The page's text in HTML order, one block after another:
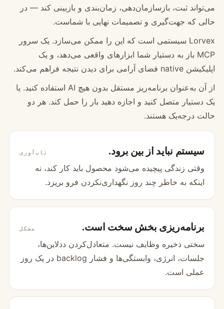
می‌تواند ثبت، بازسازمان‌دهی، زمان‌بندی و بازبینی کند — در
حالی که جهت‌گیری و تصمیمات نهایی با شماست.
Lorvex سیستمی است که این را ممکن می‌سازد. یک سرور
MCP باز به دستیار شما ابزارهای واقعی می‌دهد، و یک
اپلیکیشن native فضای آرامی برای دیدن نتیجه فراهم می‌کند.
از آن به‌عنوان برنامه‌ریز مستقل بدون هیچ AI استفاده کنید. یا
یک دستیار متصل کنید و اجازه دهید بار را حمل کند. هر دو
حالت درجه‌یک هستند.
سیستم نباید از بین برود. تاب‌آوری
وقتی زندگی پیچیده می‌شود محصول باید کار کند، نه
اینکه به خاطر چند روز نگهداری‌نکردن فرو بریزد.
برنامه‌ریزی بخش سخت است. مشکل
سختی ذخیره وظایف نیست. متعادل‌کردن ددلاین‌ها،
جلسات، انرژی، وابستگی‌ها و فشار backlog در یک روز
عملی است.